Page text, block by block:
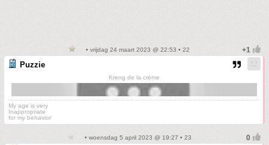
• vrijdag 24 maart 2023 @ 22:53 • 22
Puzzie
Kreng de la crème
My age is very
Inappropriate
for my behavior
• woensdag 5 april 2023 @ 19:27 • 23